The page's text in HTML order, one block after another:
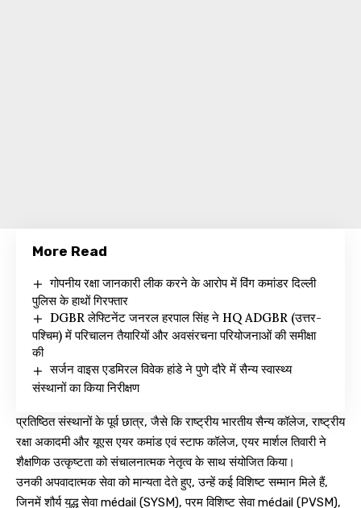
More Read
गोपनीय रक्षा जानकारी लीक करने के आरोप में विंग कमांडर दिल्ली
पुलिस के हाथों गिरफ्तार
DGBR लेफ्टिनेंट जनरल हरपाल सिंह ने HQ ADGBR (उत्तर-
पश्चिम) में परिचालन तैयारियों और अवसंरचना परियोजनाओं की समीक्षा
की
सर्जन वाइस एडमिरल विवेक हांडे ने पुणे दौरे में सैन्य स्वास्थ्य
संस्थानों का किया निरीक्षण
प्रतिष्ठित संस्थानों के पूर्व छात्र, जैसे कि राष्ट्रीय भारतीय सैन्य कॉलेज, राष्ट्रीय
रक्षा अकादमी और यूएस एयर कमांड एवं स्टाफ कॉलेज, एयर मार्शल तिवारी ने
शैक्षणिक उत्कृष्टता को संचालनात्मक नेतृत्व के साथ संयोजित किया।
उनकी अपवादात्मक सेवा को मान्यता देते हुए, उन्हें कई विशिष्ट सम्मान मिले हैं,
जिनमें शौर्य युद्ध सेवा médail (SYSM), परम विशिष्ट सेवा médail (PVSM),